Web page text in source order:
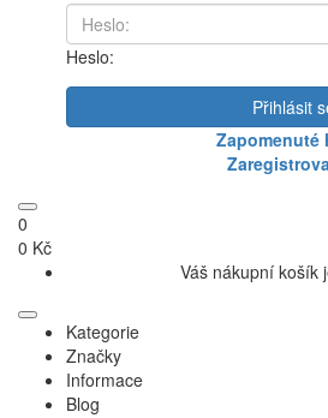
Heslo:
Přihlásit
Zapomenuté
0
0 Kč
Váš nákupní košík
Kategorie
Značky
Informace
Blog